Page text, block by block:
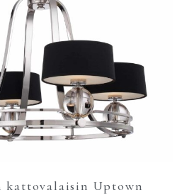
kattovalaisin Uptown